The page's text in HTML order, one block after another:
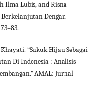
Ilma Lubis, and Risna
Berkelanjutan Dengan
“Sukuk Hijau Sebagai
Di Indonesia : Analisis
AMAL: Jurnal